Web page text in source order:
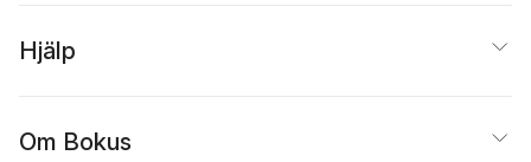
Hjälp
Om Bokus